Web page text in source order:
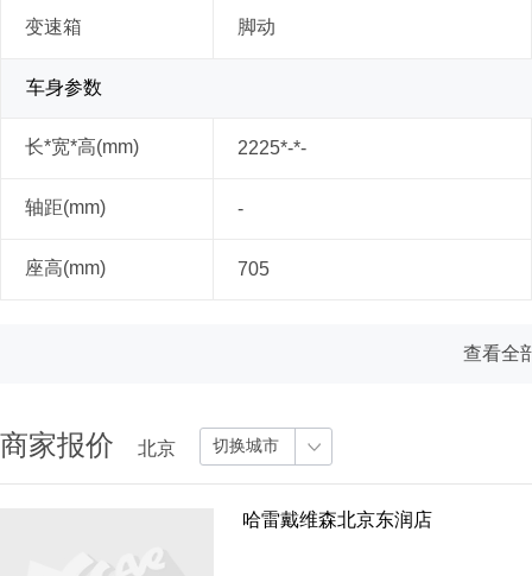
变速箱 脚动
车身参数
长*宽*高(mm) 2225*-*-
轴距(mm) -
座高(mm) 705
查看全
商家报价 北京 切换城市
哈雷戴维森北京东润店